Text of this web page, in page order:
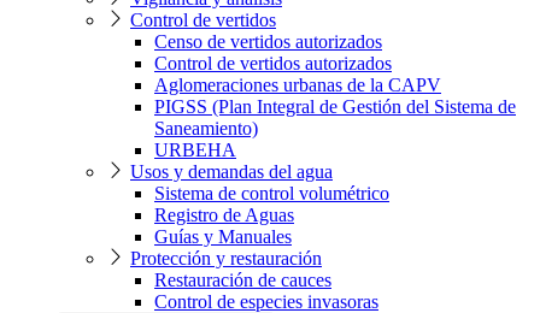
Control de vertidos
Censo de vertidos autorizados
Control de vertidos autorizados
Aglomeraciones urbanas de la CAPV
PIGSS (Plan Integral de Gestión del Sistema de
Saneamiento)
URBEHA
Usos y demandas del agua
Sistema de control volumétrico
Registro de Aguas
Guías y Manuales
Protección y restauración
Restauración de cauces
Control de especies invasoras